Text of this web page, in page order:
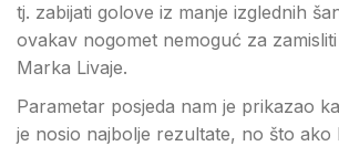
tj. zabijati golove iz manje izglednih
ovakav nogomet nemoguć za
Marka Livaje.
Parametar posjeda nam je prikazao
je nosio najbolje rezultate, no što ako